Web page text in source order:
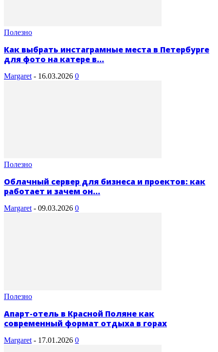
Полезно
Как выбрать инстаграмные места в Петербурге
для фото на катере в...
Margaret - 16.03.2026 0
Полезно
Облачный сервер для бизнеса и проектов: как
работает и зачем он...
Margaret - 09.03.2026 0
Полезно
Апарт-отель в Красной Поляне как
современный формат отдыха в горах
Margaret - 17.01.2026 0